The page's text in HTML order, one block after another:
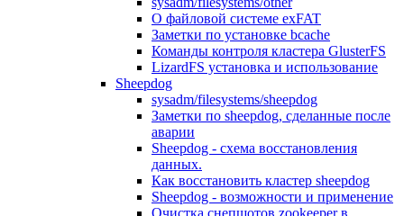
О файловой системе exFAT
Заметки по установке bcache
Команды контроля кластера GlusterFS
LizardFS установка и использование
Sheepdog
sysadm/filesystems/sheepdog
Заметки по sheepdog, сделанные после
аварии
Sheepdog - схема восстановления
данных.
Как восстановить кластер sheepdog
Sheepdog - возможности и применение
Очистка снепшотов zookeeper в